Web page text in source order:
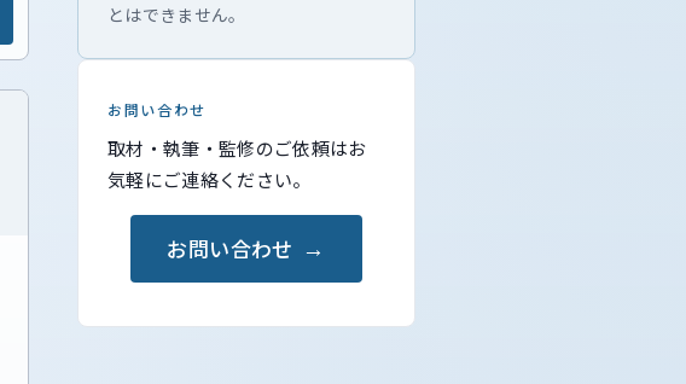
とはできません。
お問い合わせ
取材・執筆・監修のご依頼はお
気軽にご連絡ください。
お問い合わせ